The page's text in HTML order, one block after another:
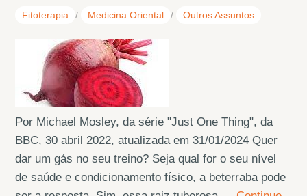
Fitoterapia / Medicina Oriental / Outros Assuntos
Por Michael Mosley, da série "Just One Thing", da
BBC, 30 abril 2022, atualizada em 31/01/2024 Quer
dar um gás no seu treino? Seja qual for o seu nível
de saúde e condicionamento físico, a beterraba pode